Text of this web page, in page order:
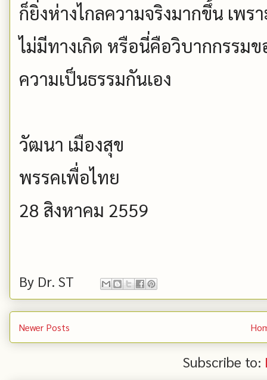
ก็ยิ่งห่างไกลความจริงมากขึ้น เพ
ไม่มีทางเกิด หรือนี่คือวิบากกรรม
ความเป็นธรรมกันเอง
วัฒนา เมืองสุข
พรรคเพื่อไทย
28 สิงหาคม 2559
By Dr. ST
Newer Posts
Subscribe to: